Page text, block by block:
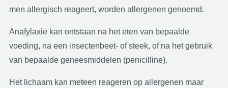
men allergisch reageert, worden allergenen genoemd.
Anafylaxie kan ontstaan na het eten van bepaalde
voeding, na een insectenbeet- of steek, of na het gebruik
van bepaalde geneesmiddelen (penicilline).
Het lichaam kan meteen reageren op allergenen maar